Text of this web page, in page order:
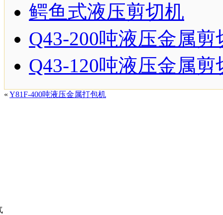
鳄鱼式液压剪切机
Q43-200吨液压金属剪
Q43-120吨液压金属剪
« Y81F-400吨液压金属打包机